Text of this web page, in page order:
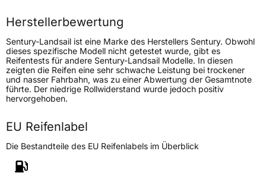
Höchstlast750 kg
Generelle Merkmale
FahrzeugtypPKW
VerwendungSommerreifen
ModellnameRapidDragon
Fahrzeugart
PKW & SUV
Herstellerbewertung
Sentury-Landsail ist eine Marke des Herstellers Sentury. Obwohl
dieses spezifische Modell nicht getestet wurde, gibt es
Reifentests für andere Sentury-Landsail Modelle. In diesen
zeigten die Reifen eine sehr schwache Leistung bei trockener
und nasser Fahrbahn, was zu einer Abwertung der Gesamtnote
führte. Der niedrige Rollwiderstand wurde jedoch positiv
hervorgehoben.
EU Reifenlabel
Die Bestandteile des EU Reifenlabels im Überblick